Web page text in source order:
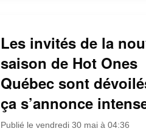
Les invités de la
saison de Hot Ones
Québec sont
ça s’annonce
Publié le vendredi 30 mai à 04:36